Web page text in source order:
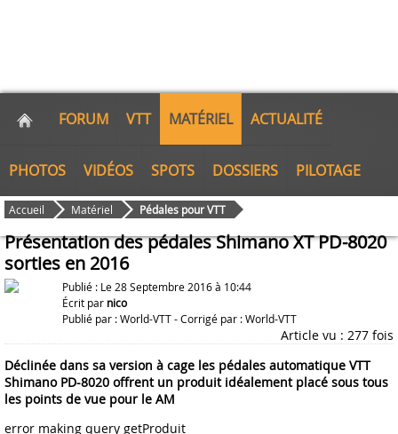
FORUM VTT MATÉRIEL ACTUALITÉ
PHOTOS VIDÉOS SPOTS DOSSIERS PILOTAGE
Accueil Matériel Pédales pour VTT
Présentation des pédales Shimano XT PD-8020
sorties en 2016
Publié : Le 28 Septembre 2016 à 10:44
Écrit par nico
Publié par :World-VTT- Corrigé par :World-VTT
Article vu : 277 fois
Déclinée dans sa version à cage les pédales automatique VTT
Shimano PD-8020 offrent un produit idéalement placé sous tous
les points de vue pour le AM
error making query getProduit